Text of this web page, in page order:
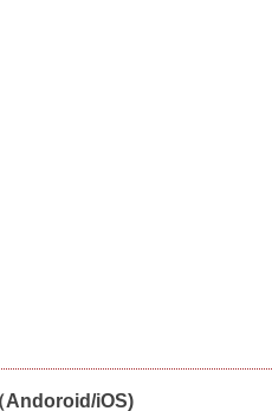
Andoroid/iOS)